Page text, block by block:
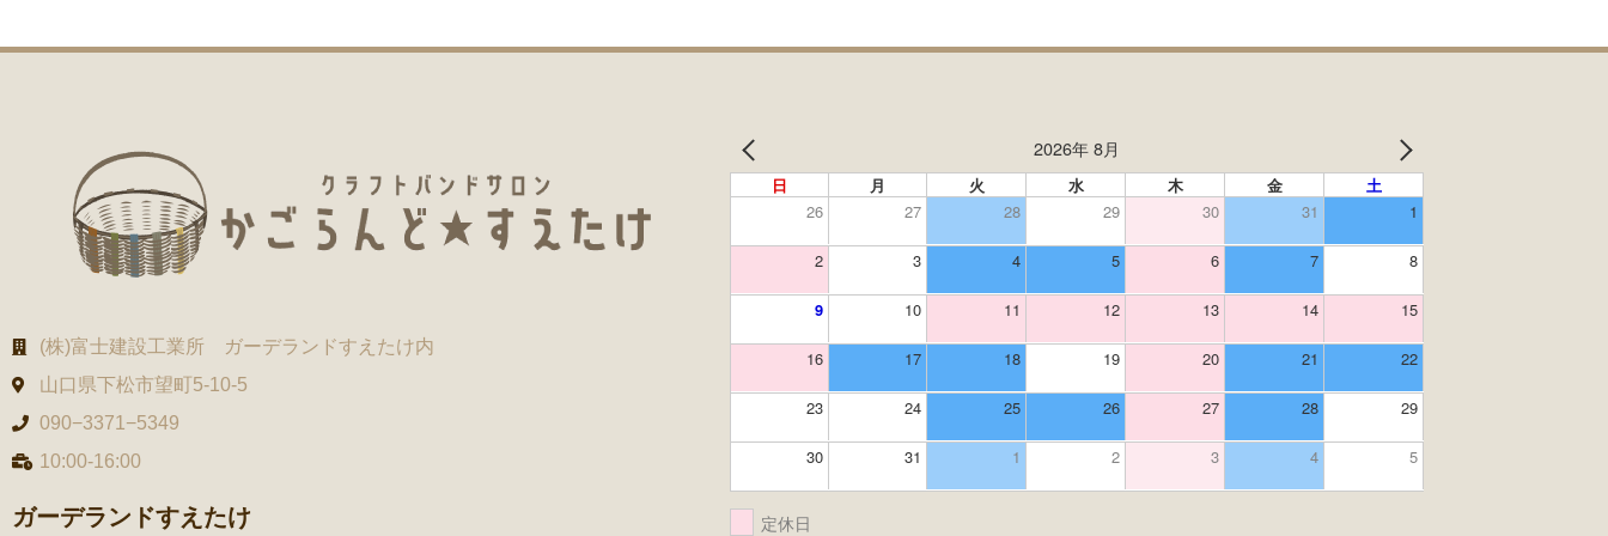
(株)富士建設工業所 ガーデランドすえたけ内
山口県下松市望町5-10-5
090−3371−5349
10:00-16:00
ガーデランドすえたけ
2026年 8月
日 月 火 水 木 金
土
26
27 28 29 30 31 1
2 3 4 5 6 7 8
9 10 11 12 13 14 15
16 17 18 19 20 21 22
23 24 25 26 27 28 29
30 31 1 2 3 4 5
定休日